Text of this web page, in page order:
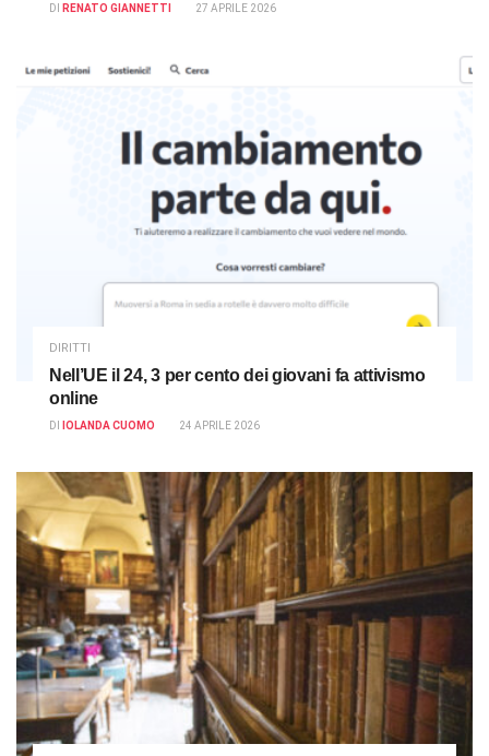
DI RENATO GIANNETTI 27 APRILE 2026
DIRITTI
Nell’UE il 24, 3 per cento dei giovani fa attivismo
online
DI IOLANDA CUOMO 24 APRILE 2026